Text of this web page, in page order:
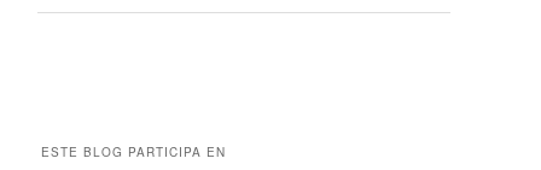
ESTE BLOG PARTICIPA EN